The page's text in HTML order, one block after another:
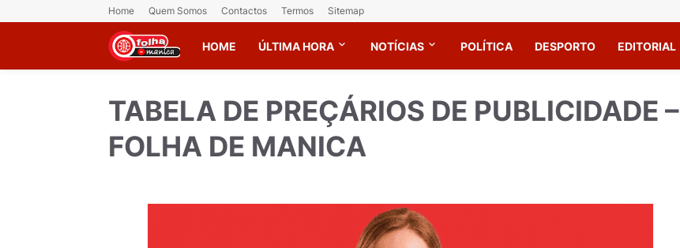
Home Quem Somos Contactos Termos Sitemap
HOME ÚLTIMA HORA NOTÍCIAS POLÍTICA DESPORTO EDITORIAL
TABELA DE PREÇÁRIOS DE PUBLICIDADE –
FOLHA DE MANICA